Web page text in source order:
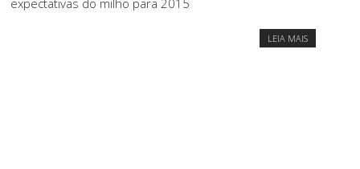
expectativas do milho para 2015
LEIA MAIS